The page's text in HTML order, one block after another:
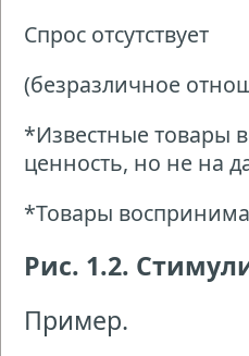
Спрос отсутствует
(безразличное
*Известные товары
ценность, но не на
*Товары
Рис. 1.2.
Пример.